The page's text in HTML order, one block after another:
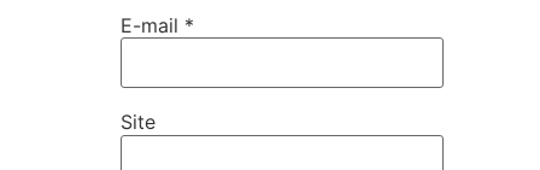
E-mail *
Site